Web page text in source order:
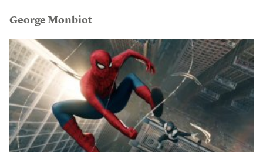
George Monbiot